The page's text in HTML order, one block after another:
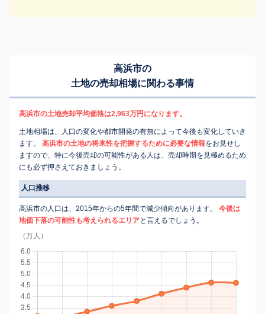
高浜市の
土地の売却相場に関わる事情
高浜市の土地売却平均価格は2,963万円になります。
土地相場は、人口の変化や都市開発の有無によって今後も変化していき
ます。
高浜市の土地の将来性を把握するために必要な情報をお見せし
ますので、特に今後売却の可能性がある人は、売却時期を見極めるため
にも必ず押さえておきましょう。
人口推移
高浜市の人口は、2015年からの5年間で減少傾向があります。
今後は
地価下落の可能性も考えられるエリアと言えるでしょう。
（万人）